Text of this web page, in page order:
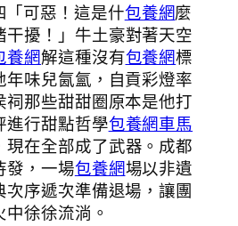
「可惡！這是什包養網麼
干擾！」牛土豪對著天空
養網解這種沒有包養網標
味兒氤氳，自貢彩燈率
祠那些甜甜圈原本是他打
進行甜點哲學包養網車馬
現在全部成了武器。成都
發，一場包養網場以非遺
序遞次準備退場，讓團
徐徐流淌。